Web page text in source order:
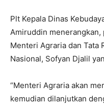
Plt Kepala Dinas
Amiruddin
Menteri Agraria dan Tata
Nasional, Sofyan Djalil
“Menteri Agraria akan
kemudian dilanjutkan